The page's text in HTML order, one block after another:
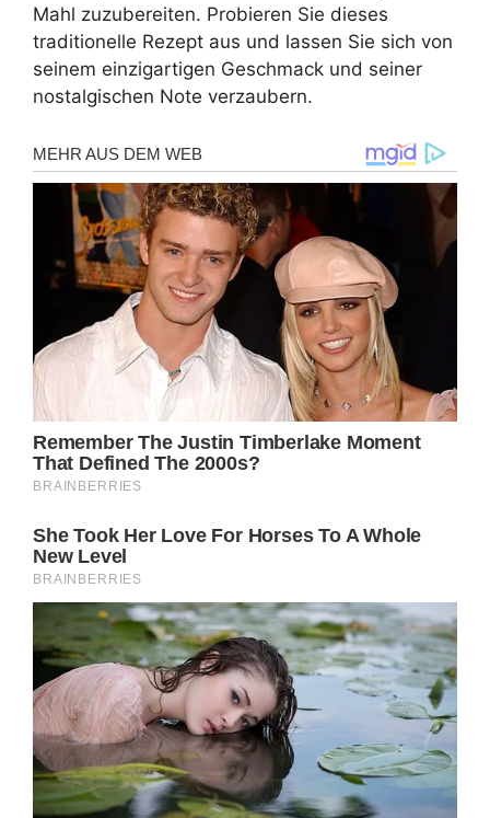
Mahl zuzubereiten. Probieren Sie dieses
traditionelle Rezept aus und lassen Sie sich von
seinem einzigartigen Geschmack und seiner
nostalgischen Note verzaubern.